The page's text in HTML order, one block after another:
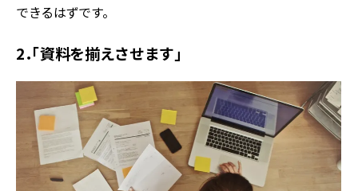
できるはずです。
2．「資料を揃えさせます」